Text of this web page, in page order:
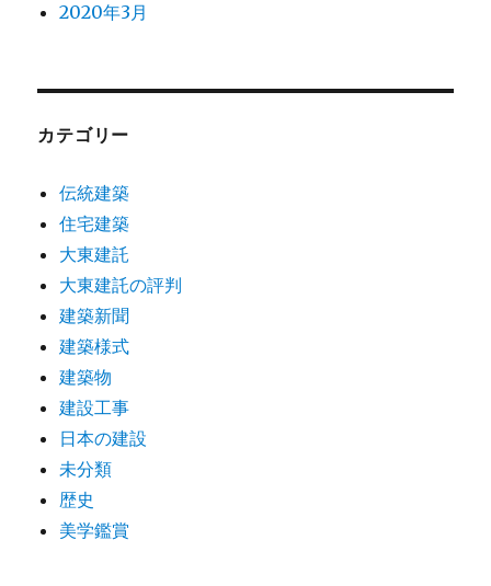
2020年3月
カテゴリー
伝統建築
住宅建築
大東建託
大東建託の評判
建築新聞
建築様式
建築物
建設工事
日本の建設
未分類
歴史
美学鑑賞